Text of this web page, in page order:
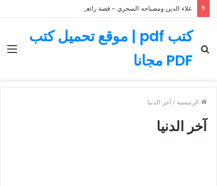
علاء الدين ومصباحه السحري – قصة رائعة مليئة بالمغامرات
كتب pdf | موقع تحميل كتب
PDF مجاناعن
الرئيسية / آخر الدنيا
آخر الدنيا